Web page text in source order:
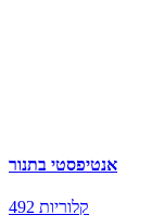
אנטיפסטי בתנור
492 קלוריות